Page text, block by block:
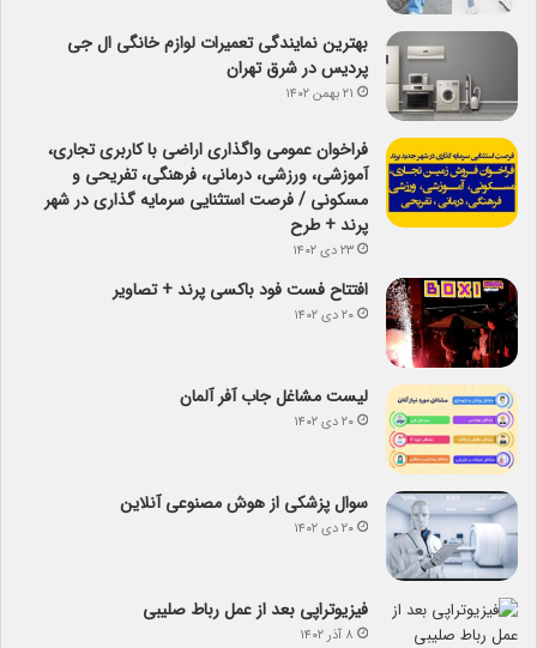
بهترین نمایندگی تعمیرات لوازم خانگی ال جی
پردیس در شرق تهران
۲۱ بهمن ۱۴۰۲
فراخوان عمومی واگذاری اراضی با کاربری تجاری،
آموزشی، ورزشی، درمانی، فرهنگی، تفریحی و
مسکونی / فرصت استثنایی سرمایه گذاری در شهر
پرند + طرح
۲۳ دی ۱۴۰۲
افتتاح فست فود باکسی پرند + تصاویر
۲۰ دی ۱۴۰۲
لیست مشاغل جاب آفر آلمان
۲۰ دی ۱۴۰۲
سوال پزشکی از هوش مصنوعی آنلاین
۲۰ دی ۱۴۰۲
فیزیوتراپی بعد از عمل رباط صلیبی
۸ آذر ۱۴۰۲